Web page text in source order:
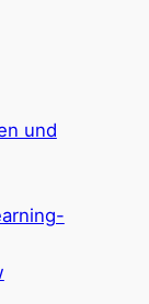
und